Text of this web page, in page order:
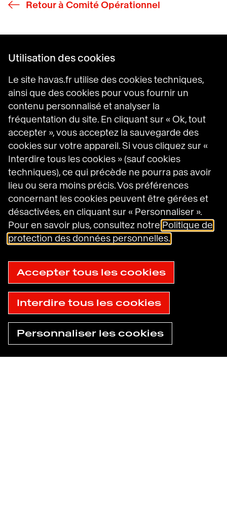
Retour à Comité Opérationnel
Trouver une
agence
Besoin d'aide
maintenant ?
Havas Villages
Science of Desire
Meaningful Brands
Prosumer Reports
Havas sur Instagram
Havas sur DailyMotion
Mentions légales
Politique en matière de cookies
Politique de protection des données
personnelles
Plan du site
Accessibilité : non conforme
© 2025
Utilisation des cookies
Le site havas.fr utilise des cookies techniques,
ainsi que des cookies pour vous fournir un
contenu personnalisé et analyser la
fréquentation du site. En cliquant sur « Ok, tout
accepter », vous acceptez la sauvegarde des
cookies sur votre appareil. Si vous cliquez sur «
Interdire tous les cookies » (sauf cookies
techniques), ce qui précède ne pourra pas avoir
lieu ou sera moins précis. Vos préférences
concernant les cookies peuvent être gérées et
désactivées, en cliquant sur « Personnaliser ».
Pour en savoir plus, consultez notre Politique de
protection des données personnelles.
Accepter tous les cookies
Interdire tous les cookies
Personnaliser les cookies